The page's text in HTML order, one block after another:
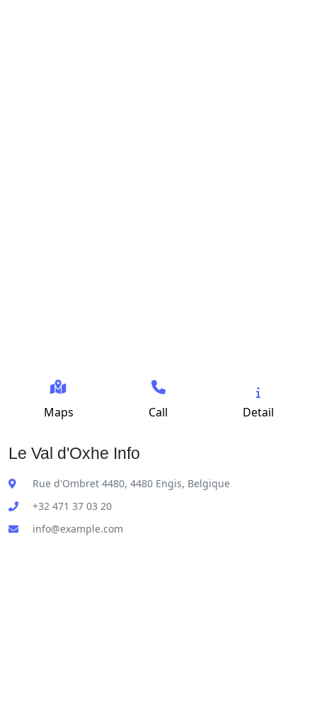
Maps Call Detail
Le Val d'Oxhe Info
Rue d'Ombret 4480, 4480 Engis, Belgique
+32 471 37 03 20
info@example.com